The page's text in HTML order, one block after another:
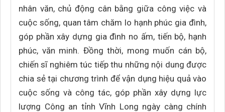
nhân văn, chủ động cân bằng giữa công việc và
cuộc sống, quan tâm chăm lo hạnh phúc gia đình,
góp phần xây dựng gia đình no ấm, tiến bộ, hạnh
phúc, văn minh. Đồng thời, mong muốn cán bộ,
chiến sĩ nghiêm túc tiếp thu những nội dung được
chia sẻ tại chương trình để vận dụng hiệu quả vào
cuộc sống và công tác, góp phần xây dựng lực
lượng Công an tỉnh Vĩnh Long ngày càng chính